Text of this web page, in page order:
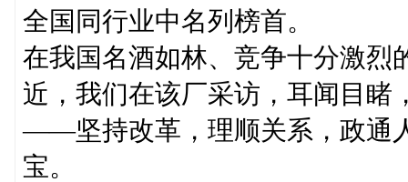
全国同行业中名列榜首。
在我国名酒如林、竞争十分激烈
近，我们在该厂采访，耳闻目睹
——坚持改革，理顺关系，政通
宝。